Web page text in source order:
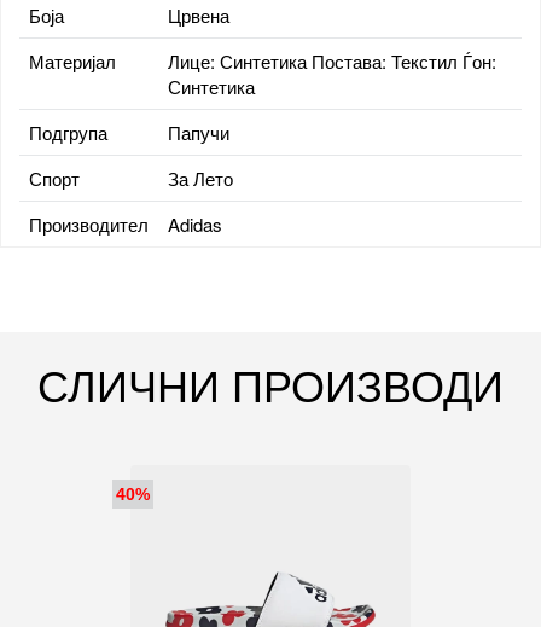
Боја
Црвена
Материјал
Лице: Синтетика Постава: Текстил Ѓон:
Синтетика
Подгрупа
Папучи
Спорт
За Лето
Производител
Adidas
СЛИЧНИ ПРОИЗВОДИ
40%